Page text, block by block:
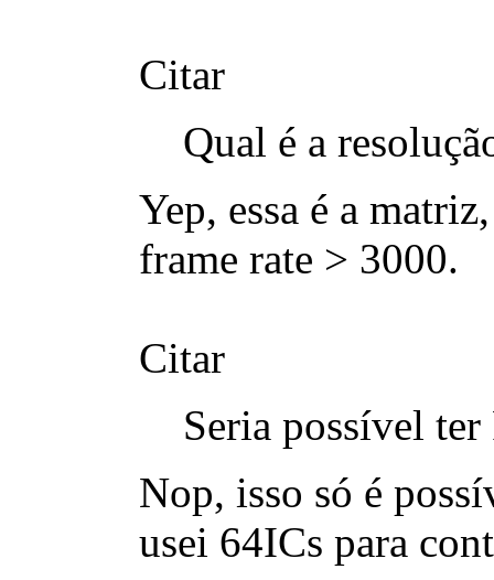
Citar
Qual é a
Yep, essa é a
frame rate > 3000.
Citar
Seria possível
Nop, isso só é
usei 64ICs para